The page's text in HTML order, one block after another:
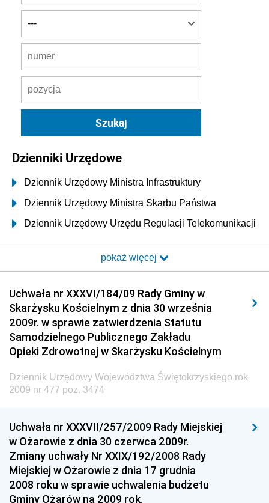
Dzienniki Urzędowe
Dziennik Urzędowy Ministra Infrastruktury
Dziennik Urzędowy Ministra Skarbu Państwa
Dziennik Urzędowy Urzędu Regulacji Telekomunikacji
Dziennik Urzędowy Ministra Transportu i Budownictwa
Elektronicznej
Dziennik Urzędowy Ministra Spraw Wewnętrznych i
Administracji
Dziennik Urzędowy Ministra Transportu
Dziennik Urzędowy Ministra Budownictwa
Dziennik Urzędowy Ministra Nauki i Szkolnictwa
Dziennik Urzędowy Głównego Urzędu Miar
Dziennik Urzędowy Ministra Rolnictwa i Rozwoju Wsi
Dziennik Urzędowy Ministra Edukacji Narodowej i
Sportu
Dziennik Urzędowy Ministra Edukacji i Nauki
pokaż więcej
Uchwała nr XXXVI/184/09 Rady Gminy w
Skarżysku Kościelnym z dnia 30 września
2009r. w sprawie zatwierdzenia Statutu
Samodzielnego Publicznego Zakładu
Opieki Zdrowotnej w Skarżysku Kościelnym
Dziennik Urzędowy Województwa Świętokrzyskiego rok
2009 nr 477 poz. 3474
Uchwała nr XXXVII/257/2009 Rady Miejskiej
w Ożarowie z dnia 30 czerwca 2009r.
Zmiany uchwały Nr XXIX/192/2008 Rady
Miejskiej w Ożarowie z dnia 17 grudnia
2008 roku w sprawie uchwalenia budżetu
Gminy Ożarów na 2009 rok.